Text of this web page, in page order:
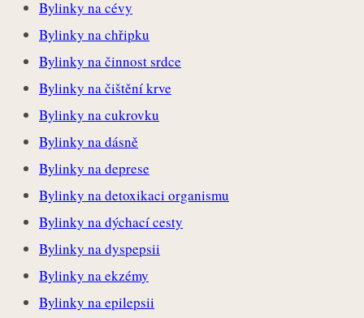
Bylinky na cévy
Bylinky na chřipku
Bylinky na činnost srdce
Bylinky na čištění krve
Bylinky na cukrovku
Bylinky na dásně
Bylinky na deprese
Bylinky na detoxikaci organismu
Bylinky na dýchací cesty
Bylinky na dyspepsii
Bylinky na ekzémy
Bylinky na epilepsii